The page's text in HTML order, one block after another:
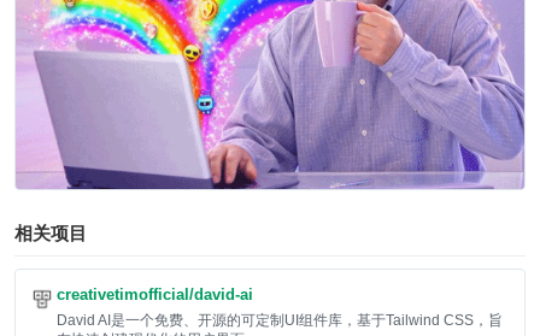
相关项目
creativetimofficial/david-ai
David AI是一个免费、开源的可定制UI组件库，基于Tailwind CSS，旨